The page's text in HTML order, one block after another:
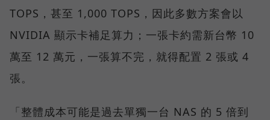
TOPS，甚至 1,000 TOPS，因此多數方案會以
NVIDIA 顯示卡補足算力；一張卡約需新台幣 10
萬至 12 萬元，一張算不完，就得配置 2 張或 4
張。
「整體成本可能是過去單獨一台 NAS 的 5 倍到